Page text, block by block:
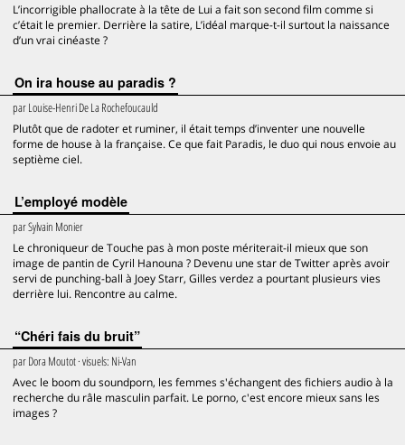
L’incorrigible phallocrate à la tête de Lui a fait son second film comme si
c’était le premier. Derrière la satire, L’idéal marque-t-il surtout la naissance
d’un vrai cinéaste ?
On ira house au paradis ?
parLouise-Henri De La Rochefoucauld
Plutôt que de radoter et ruminer, il était temps d’inventer une nouvelle
forme de house à la française. Ce que fait Paradis, le duo qui nous envoie au
septième ciel.
L’employé modèle
parSylvain Monier
Le chroniqueur de Touche pas à mon poste mériterait-il mieux que son
image de pantin de Cyril Hanouna ? Devenu une star de Twitter après avoir
servi de punching-ball à Joey Starr, Gilles verdez a pourtant plusieurs vies
derrière lui. Rencontre au calme.
“Chéri fais du bruit”
parDora Moutot· visuels: Ni-Van
Avec le boom du soundporn, les femmes s'échangent des fichiers audio à la
recherche du râle masculin parfait. Le porno, c'est encore mieux sans les
images ?